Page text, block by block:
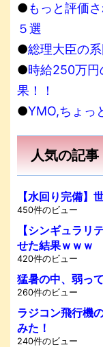
●もっと評価
５選
●総理大臣の
●時給250万円
果！！
●YMO,ちょっ
人気の記事
【水回り完備】
450件のビュー
【シンギュラリ
せた結果ｗｗｗ
420件のビュー
猛暑の中、弱っ
260件のビュー
ラジコン飛行機
みた！
240件のビュー